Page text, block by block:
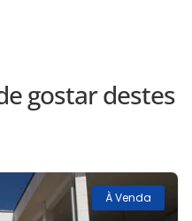
gostar destes
À Venda